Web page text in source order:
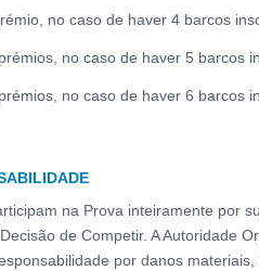
no caso de haver 4 barcos
no caso de haver 5 barcos
no caso de haver 6 barcos
na Prova inteiramente por
de Competir. A Autoridade
por danos materiais,